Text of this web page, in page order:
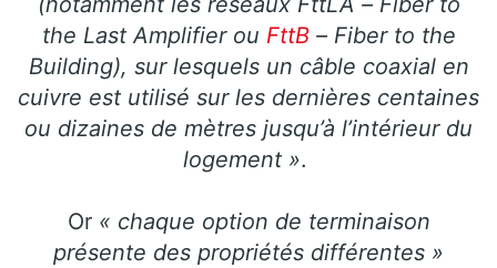
the Last Amplifier ou FttB – Fiber to the
Building), sur lesquels un câble coaxial en
cuivre est utilisé sur les dernières centaines
ou dizaines de mètres jusqu’à l’intérieur du
logement ».
Or « chaque option de terminaison
présente des propriétés différentes »